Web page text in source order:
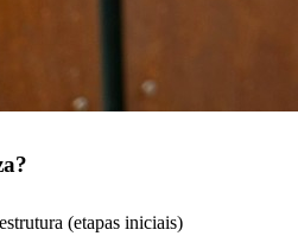
(etapas iniciais)